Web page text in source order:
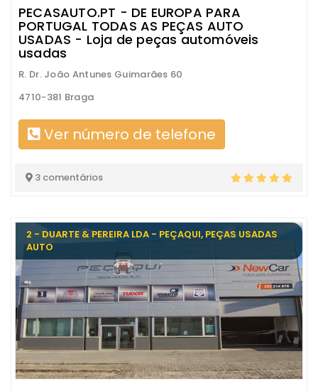
PECASAUTO.PT - DE EUROPA PARA
PORTUGAL TODAS AS PEÇAS AUTO
USADAS - Loja de peças automóveis
usadas
R. Dr. João Antunes Guimarães 60
4710-381 Braga
Ver número de telefone
3 comentários
2 - DUARTE & PEREIRA LDA - PEÇAQUI, PEÇAS USADAS
AUTO